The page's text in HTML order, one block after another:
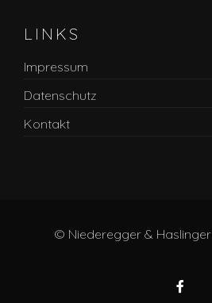
LINKS
Impressum
Datenschutz
Kontakt
© Niederegger &